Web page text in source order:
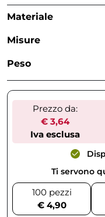
Materiale
Misure
Peso
Prezzo da:
€ 3,64
Iva esclusa
Ti servono
100 pezzi
€ 4,90